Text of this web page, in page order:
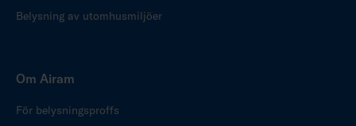
Belysning av utomhusmiljöer
Om Airam
För belysningsproffs